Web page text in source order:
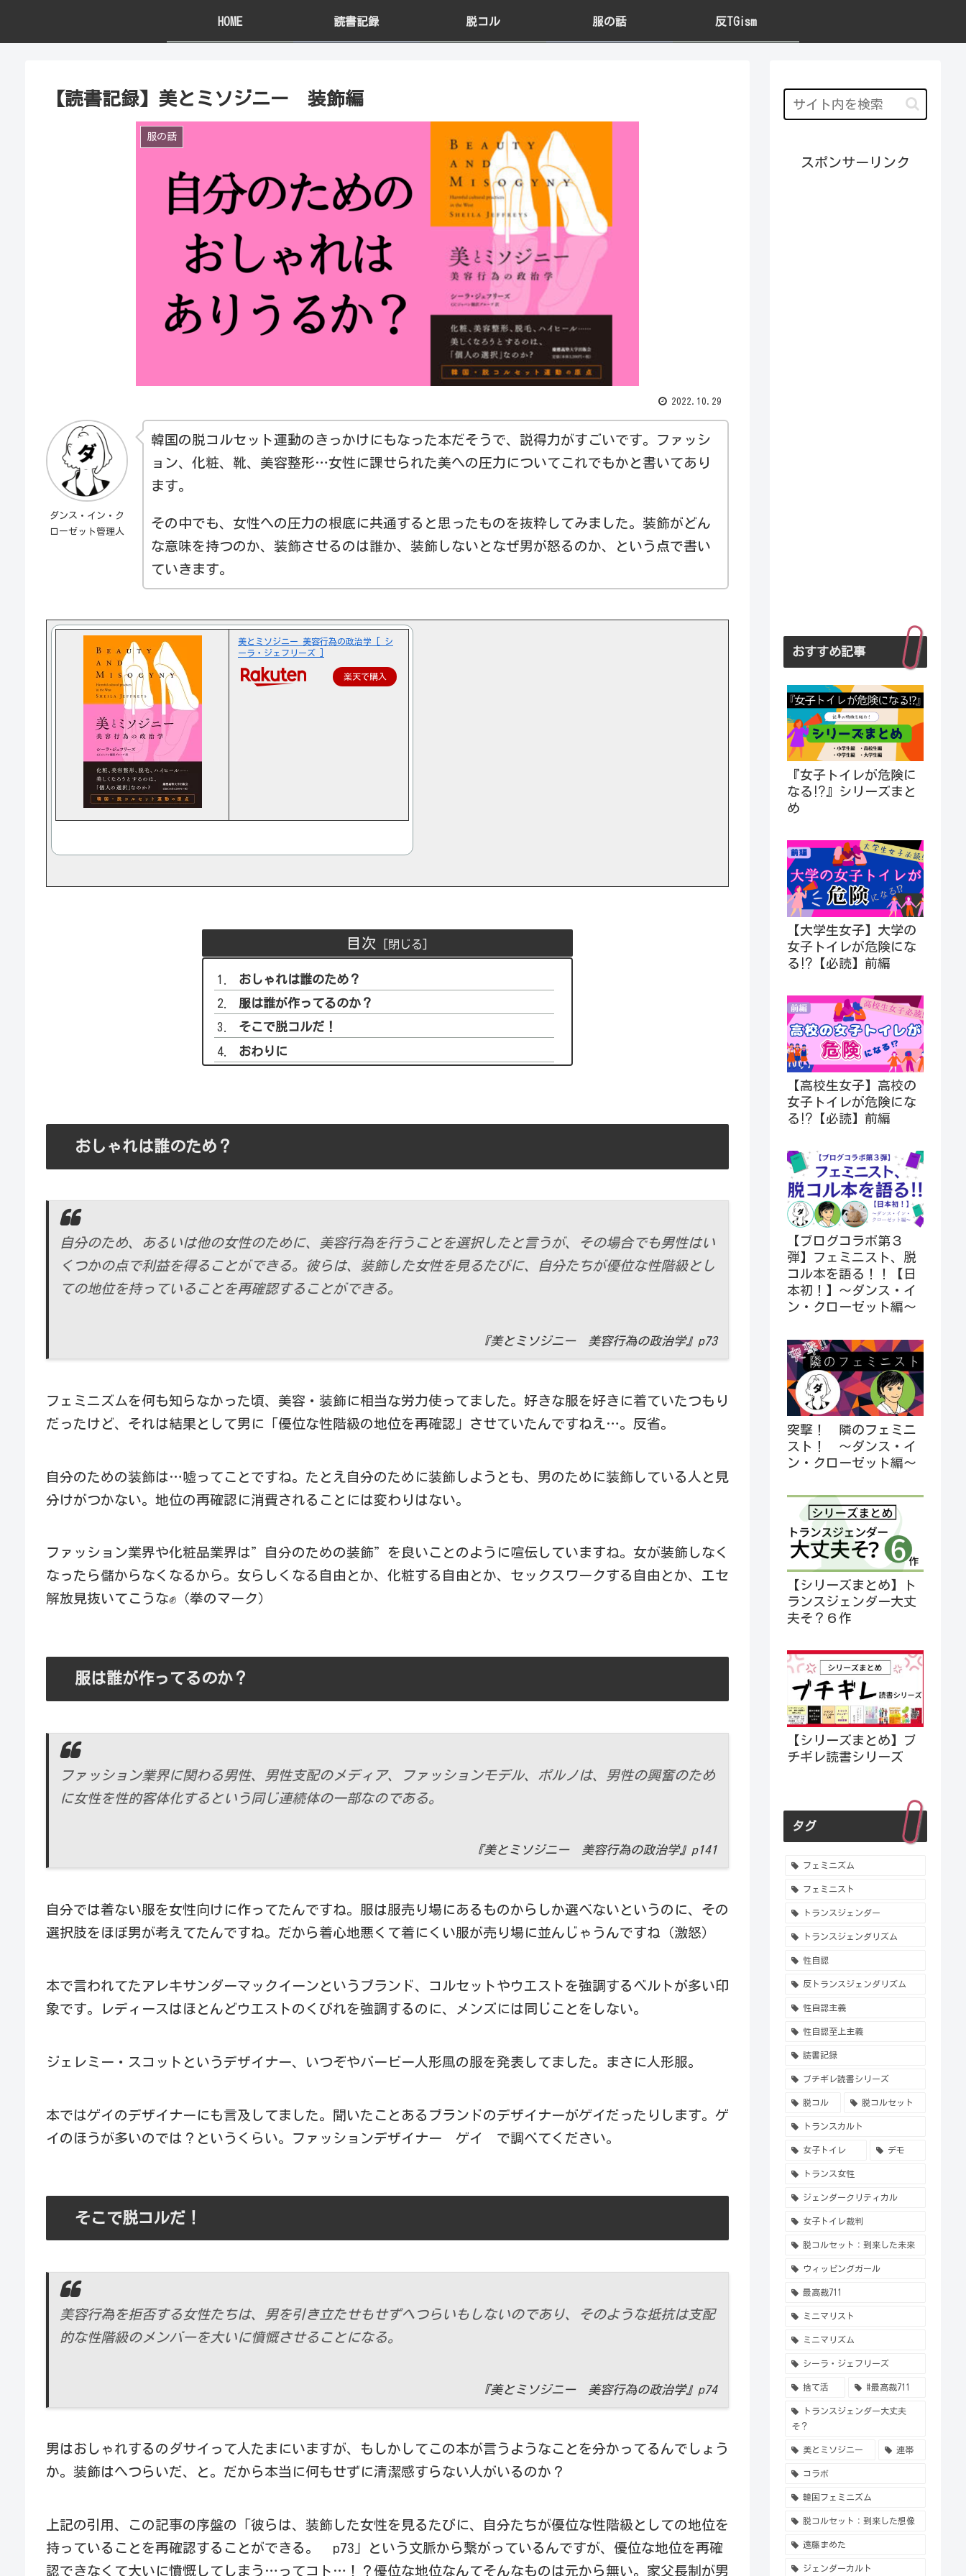
HOME 読書記録 脱コル 服の話 反TGism
【読書記録】美とミソジニー 装飾編
服の話
2022.10.29
ダンス・イン・ク
ローゼット管理人
韓国の脱コルセット運動のきっかけにもなった本だそうで、説得力がすごいです。ファッシ
ョン、化粧、靴、美容整形…女性に課せられた美への圧力についてこれでもかと書いてあり
ます。
その中でも、女性への圧力の根底に共通すると思ったものを抜粋してみました。装飾がどん
な意味を持つのか、装飾させるのは誰か、装飾しないとなぜ男が怒るのか、という点で書い
ていきます。
美とミソジニー 美容行為の政治学 [ シ
ーラ・ジェフリーズ ]
楽天で購入
目次
おしゃれは誰のため？
服は誰が作ってるのか？
そこで脱コルだ！
おわりに
おしゃれは誰のため？
自分のため、あるいは他の女性のために、美容行為を行うことを選択したと言うが、その場合でも男性はい
くつかの点で利益を得ることができる。彼らは、装飾した女性を見るたびに、自分たちが優位な性階級とし
ての地位を持っていることを再確認することができる。
『美とミソジニー 美容行為の政治学』p73
フェミニズムを何も知らなかった頃、美容・装飾に相当な労力使ってました。好きな服を好きに着ていたつもり
だったけど、それは結果として男に「優位な性階級の地位を再確認」させていたんですねえ…。反省。
自分のための装飾は…嘘ってことですね。たとえ自分のために装飾しようとも、男のために装飾している人と見
分けがつかない。地位の再確認に消費されることには変わりはない。
ファッション業界や化粧品業界は”自分のための装飾”を良いことのように喧伝していますね。女が装飾しなく
なったら儲からなくなるから。女らしくなる自由とか、化粧する自由とか、セックスワークする自由とか、エセ
解放見抜いてこうな✊（拳のマーク）
服は誰が作ってるのか？
ファッション業界に関わる男性、男性支配のメディア、ファッションモデル、ポルノは、男性の興奮のため
に女性を性的客体化するという同じ連続体の一部なのである。
『美とミソジニー 美容行為の政治学』p141
自分では着ない服を女性向けに作ってたんですね。服は服売り場にあるものからしか選べないというのに、その
選択肢をほぼ男が考えてたんですね。だから着心地悪くて着にくい服が売り場に並んじゃうんですね（激怒）
本で言われてたアレキサンダーマックイーンというブランド、コルセットやウエストを強調するベルトが多い印
象です。レディースはほとんどウエストのくびれを強調するのに、メンズには同じことをしない。
ジェレミー・スコットというデザイナー、いつぞやバービー人形風の服を発表してました。まさに人形服。
本ではゲイのデザイナーにも言及してました。聞いたことあるブランドのデザイナーがゲイだったりします。ゲ
イのほうが多いのでは？というくらい。ファッションデザイナー ゲイ で調べてください。
そこで脱コルだ！
美容行為を拒否する女性たちは、男を引き立たせもせずへつらいもしないのであり、そのような抵抗は支配
的な性階級のメンバーを大いに憤慨させることになる。
『美とミソジニー 美容行為の政治学』p74
男はおしゃれするのダサイって人たまにいますが、もしかしてこの本が言うようなことを分かってるんでしょう
か。装飾はへつらいだ、と。だから本当に何もせずに清潔感すらない人がいるのか？
上記の引用、この記事の序盤の「彼らは、装飾した女性を見るたびに、自分たちが優位な性階級としての地位を
持っていることを再確認することができる。 p73」という文脈から繋がっているんですが、優位な地位を再確
認できなくて大いに憤慨してしまう…ってコト…！？優位な地位なんてそんなものは元から無い。家父長制が男
スポンサーリンク
おすすめ記事
『女子トイレが危険に
なる⁉︎』シリーズまと
め
【大学生女子】大学の
女子トイレが危険にな
る⁉︎【必読】前編
【高校生女子】高校の
女子トイレが危険にな
る⁉︎【必読】前編
【ブログコラボ第３
弾】フェミニスト、脱
コル本を語る！！【日
本初！】～ダンス・イ
ン・クローゼット編～
突撃！ 隣のフェミニ
スト！ ～ダンス・イ
ン・クローゼット編～
【シリーズまとめ】ト
ランスジェンダー大丈
夫そ？６作
【シリーズまとめ】ブ
チギレ読書シリーズ
タグ
フェミニズム
フェミニスト
トランスジェンダー
トランスジェンダリズム
性自認
反トランスジェンダリズム
性自認主義
性自認至上主義
読書記録
ブチギレ読書シリーズ
脱コル 脱コルセット
トランスカルト
女子トイレ デモ
トランス女性
ジェンダークリティカル
女子トイレ裁判
脱コルセット：到来した未来
ウィッピングガール
最高裁711
ミニマリスト
ミニマリズム
シーラ・ジェフリーズ
捨て活 #最高裁711
トランスジェンダー大丈夫
そ？
美とミソジニー 連帯
コラボ
韓国フェミニズム
脱コルセット：到来した想像
遠藤まめた
ジェンダーカルト